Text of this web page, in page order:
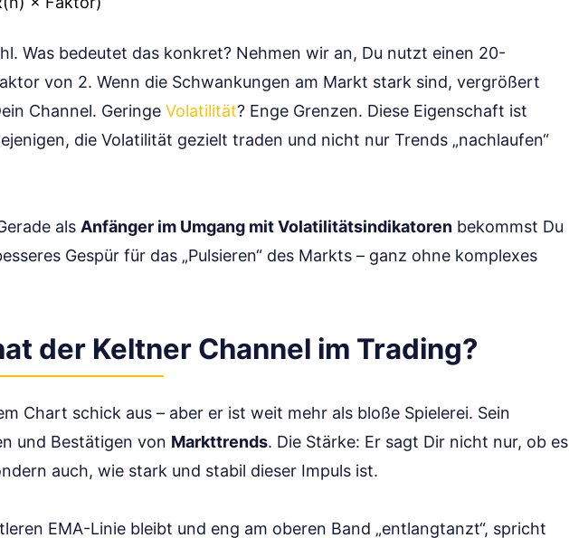
Was bedeutet das konkret? Nehmen wir an, Du nutzt einen 20-
von 2. Wenn die Schwankungen am Markt stark sind, vergrößert
Channel. Geringe Volatilität? Enge Grenzen. Diese Eigenschaft ist
die Volatilität gezielt traden und nicht nur Trends „nachlaufen“
als Anfänger im Umgang mit Volatilitätsindikatoren bekommst Du
Gespür für das „Pulsieren“ des Markts – ganz ohne komplexes
der Keltner Channel im Trading?
Chart schick aus – aber er ist weit mehr als bloße Spielerei. Sein
und Bestätigen von Markttrends. Die Stärke: Er sagt Dir nicht nur, ob es
auch, wie stark und stabil dieser Impuls ist.
EMA-Linie bleibt und eng am oberen Band „entlangtanzt“, spricht